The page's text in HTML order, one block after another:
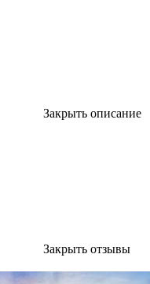
Закрыть описание
Закрыть отзывы